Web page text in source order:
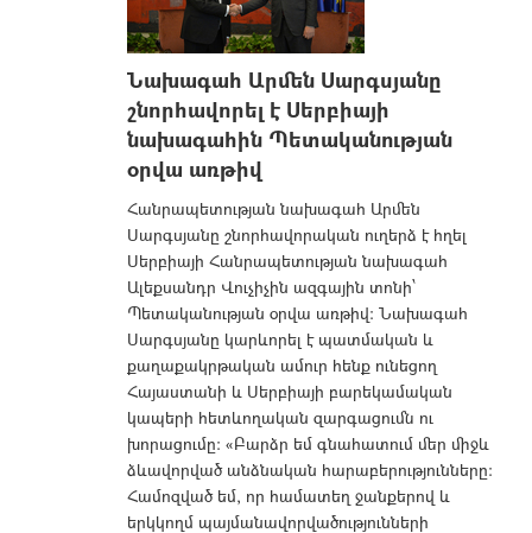
Նախագահ Արմեն Սարգսյանը
շնորհավորել է Սերբիայի
նախագահին Պետականության
օրվա առթիվ
Հանրապետության նախագահ Արմեն
Սարգսյանը շնորհավորական ուղերձ է հղել
Սերբիայի Հանրապետության նախագահ
Ալեքսանդր Վուչիչին ազգային տոնի՝
Պետականության օրվա առթիվ: Նախագահ
Սարգսյանը կարևորել է պատմական և
քաղաքակրթական ամուր հենք ունեցող
Հայաստանի և Սերբիայի բարեկամական
կապերի հետևողական զարգացումն ու
խորացումը: «Բարձր եմ գնահատում մեր միջև
ձևավորված անձնական հարաբերությունները:
Համոզված եմ, որ համատեղ ջանքերով և
երկկողմ պայմանավորվածությունների